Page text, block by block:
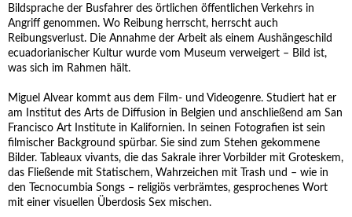
Bildsprache der Busfahrer des örtlichen öffentlichen Verkehrs in
Angriff genommen. Wo Reibung herrscht, herrscht auch
Reibungsverlust. Die Annahme der Arbeit als einem Aushängeschild
ecuadorianischer Kultur wurde vom Museum verweigert – Bild ist,
was sich im Rahmen hält.
Miguel Alvear kommt aus dem Film- und Videogenre. Studiert hat er
am Institut des Arts de Diffusion in Belgien und anschließend am San
Francisco Art Institute in Kalifornien. In seinen Fotografien ist sein
filmischer Background spürbar. Sie sind zum Stehen gekommene
Bilder. Tableaux vivants, die das Sakrale ihrer Vorbilder mit Groteskem,
das Fließende mit Statischem, Wahrzeichen mit Trash und – wie in
den Tecnocumbia Songs – religiös verbrämtes, gesprochenes Wort
mit einer visuellen Überdosis Sex mischen.